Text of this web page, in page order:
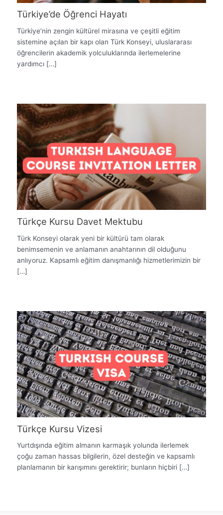
Türkiye’de Öğrenci Hayatı
Türkiye’nin zengin kültürel mirasına ve çeşitli eğitim
sistemine açılan bir kapı olan Türk Konseyi, uluslararası
öğrencilerin akademik yolculuklarında ilerlemelerine
yardımcı […]
Türkçe Kursu Davet Mektubu
Türk Konseyi olarak yeni bir kültürü tam olarak
benimsemenin ve anlamanın anahtarının dil olduğunu
anlıyoruz. Kapsamlı eğitim danışmanlığı hizmetlerimizin bir
[…]
Türkçe Kursu Vizesi
Yurtdışında eğitim almanın karmaşık yolunda ilerlemek
çoğu zaman hassas bilgilerin, özel desteğin ve kapsamlı
planlamanın bir karışımını gerektirir; bunların hiçbiri […]